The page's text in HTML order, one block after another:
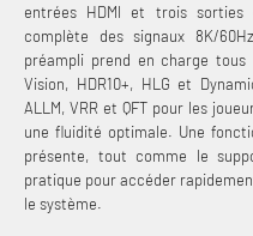
entrées HDMI et trois sorties
complète des signaux 8K/
préampli prend en charge
Vision, HDR10+, HLG et
ALLM, VRR et QFT pour les
une fluidité optimale. Une
présente, tout comme le
pratique pour accéder
le système.